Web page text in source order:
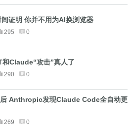
证明 你并不用为AI换浏览器
295 0
Claude“攻击”真人了
290 0
Anthropic发现Claude Code全自动更
269 0